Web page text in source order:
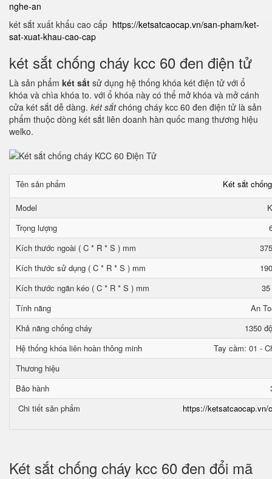
nghe-an
két sắt xuất khẩu cao cấp https://ketsatcaocap.vn/san-pham/ket-
sat-xuat-khau-cao-cap
két sắt chống cháy kcc 60 đen điện tử
Là sản phẩm két sắt sử dụng hệ thống khóa két điện tử với ổ
khóa và chìa khóa to. với ổ khóa này có thể mở khóa và mở cánh
cửa két sắt dễ dàng. két sắtchóng cháy kcc 60 đen điện tử là sản
phẩm thuộc dòng két sắt liên doanh hàn quốc mang thương hiệu
welko.
Tên sản phẩm Két sắt
Model
Trọng lượng
Kích thước ngoài ( C * R * S ) mm
Kích thước sử dụng ( C * R * S ) mm
Kích thước ngăn kéo ( C * R * S ) mm
Tính năng
An
Khả năng chống cháy
1350
Hệ thống khóa liên hoàn thông minh
Tay cầm: 01 -
Thương hiệu
Bảo hành
Chi tiết sản phẩm
https://ketsatcaocap.vn/
Két sắt chống cháy kcc 60 đen đổi mã